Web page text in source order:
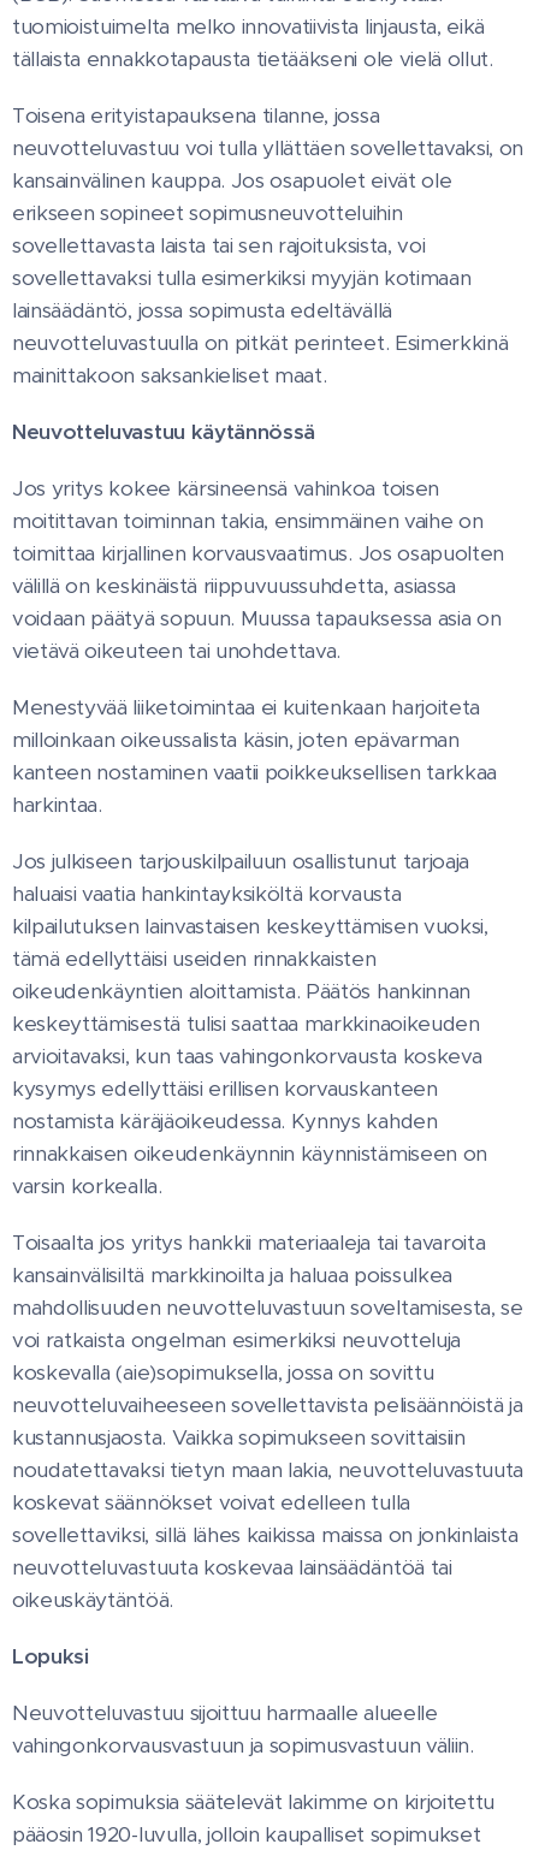
tuomioistuimelta melko innovatiivista linjausta, eikä
tällaista ennakkotapausta tietääkseni ole vielä ollut.
Toisena erityistapauksena tilanne, jossa
neuvotteluvastuu voi tulla yllättäen sovellettavaksi, on
kansainvälinen kauppa. Jos osapuolet eivät ole
erikseen sopineet sopimusneuvotteluihin
sovellettavasta laista tai sen rajoituksista, voi
sovellettavaksi tulla esimerkiksi myyjän kotimaan
lainsäädäntö, jossa sopimusta edeltävällä
neuvotteluvastuulla on pitkät perinteet. Esimerkkinä
mainittakoon saksankieliset maat.
Neuvotteluvastuu käytännössä
Jos yritys kokee kärsineensä vahinkoa toisen
moitittavan toiminnan takia, ensimmäinen vaihe on
toimittaa kirjallinen korvausvaatimus. Jos osapuolten
välillä on keskinäistä riippuvuussuhdetta, asiassa
voidaan päätyä sopuun. Muussa tapauksessa asia on
vietävä oikeuteen tai unohdettava.
Menestyvää liiketoimintaa ei kuitenkaan harjoiteta
milloinkaan oikeussalista käsin, joten epävarman
kanteen nostaminen vaatii poikkeuksellisen tarkkaa
harkintaa.
Jos julkiseen tarjouskilpailuun osallistunut tarjoaja
haluaisi vaatia hankintayksiköltä korvausta
kilpailutuksen lainvastaisen keskeyttämisen vuoksi,
tämä edellyttäisi useiden rinnakkaisten
oikeudenkäyntien aloittamista. Päätös hankinnan
keskeyttämisestä tulisi saattaa markkinaoikeuden
arvioitavaksi, kun taas vahingonkorvausta koskeva
kysymys edellyttäisi erillisen korvauskanteen
nostamista käräjäoikeudessa. Kynnys kahden
rinnakkaisen oikeudenkäynnin käynnistämiseen on
varsin korkealla.
Toisaalta jos yritys hankkii materiaaleja tai tavaroita
kansainvälisiltä markkinoilta ja haluaa poissulkea
mahdollisuuden neuvotteluvastuun soveltamisesta, se
voi ratkaista ongelman esimerkiksi neuvotteluja
koskevalla (aie)sopimuksella, jossa on sovittu
neuvotteluvaiheeseen sovellettavista pelisäännöistä ja
kustannusjaosta. Vaikka sopimukseen sovittaisiin
noudatettavaksi tietyn maan lakia, neuvotteluvastuuta
koskevat säännökset voivat edelleen tulla
sovellettaviksi, sillä lähes kaikissa maissa on jonkinlaista
neuvotteluvastuuta koskevaa lainsäädäntöä tai
oikeuskäytäntöä.
Lopuksi
Neuvotteluvastuu sijoittuu harmaalle alueelle
vahingonkorvausvastuun ja sopimusvastuun väliin.
Koska sopimuksia säätelevät lakimme on kirjoitettu
pääosin 1920-luvulla, jolloin kaupalliset sopimukset